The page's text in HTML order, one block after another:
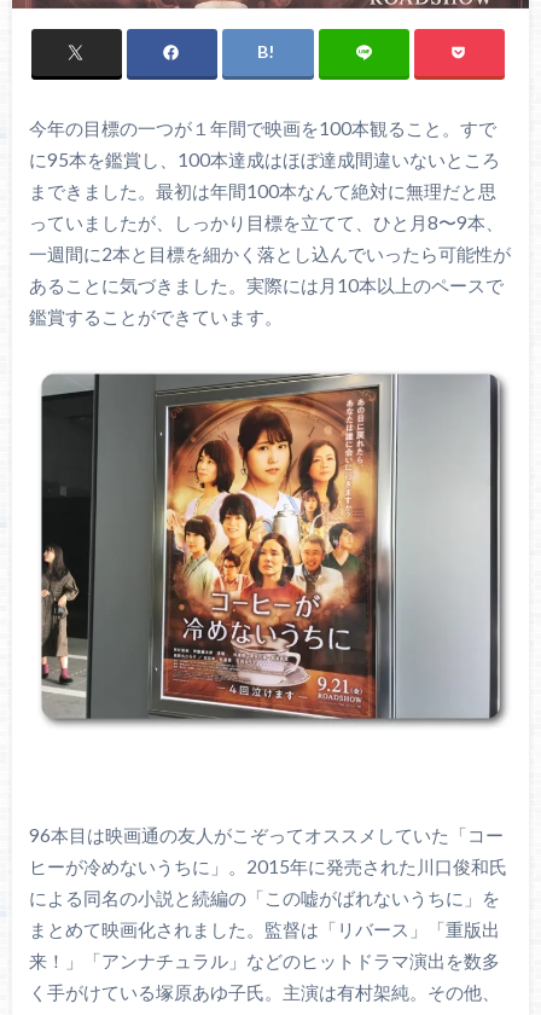
今年の目標の一つが１年間で映画を100本観ること。すで
に95本を鑑賞し、100本達成はほぼ達成間違いないところ
まできました。最初は年間100本なんて絶対に無理だと思
っていましたが、しっかり目標を立てて、ひと月8〜9本、
一週間に2本と目標を細かく落とし込んでいったら可能性が
あることに気づきました。実際には月10本以上のペースで
鑑賞することができています。
96本目は映画通の友人がこぞってオススメしていた「コー
ヒーが冷めないうちに」。2015年に発売された川口俊和氏
による同名の小説と続編の「この嘘がばれないうちに」を
まとめて映画化されました。監督は「リバース」「重版出
来！」「アンナチュラル」などのヒットドラマ演出を数多
く手がけている塚原あゆ子氏。主演は有村架純。その他、